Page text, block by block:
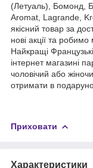
(Летуаль), Бомонд,
Aromat, Lagrande,
якісний товар за
нові акції та
Найкращі
інтернет магазині
чоловічий або
отримати в
Приховати
Характеристики